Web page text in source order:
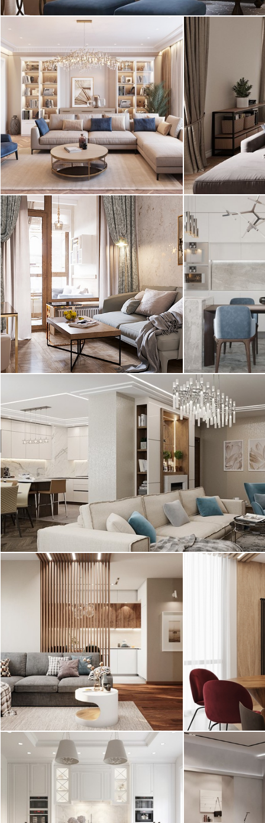
Светлый интерьер трехкомнатной
квартиры в ЖК «Ботаника»
выполнен в современном ...
квартира, 100 м2
Современная классика
Дом»
квартира, 103
Современный
Дизайн небольшой квартиры в стиле
Ар-деко. Особенность проекта -
совмещенная с гостиной кухня, ...
квартира, 50 м2
Ар-деко
Интерьер
на Кирочной"
современном
квартира, 127
Дизайн трехкомнатной квартиры в ЖК
«Куйбышева, 26» выполнен с современном
стиле. В основе интерьера квартиры ...
квартира, 118 м
Современный стиль
Дизайн двухкомнатной квартиры в
ЖК "Триумф Парк"
выполнен в современном стиле ...
квартира, 75 м
Современный стиль, эко-дизайн
Интерьер
квартира, 133
Квартира в классическом стиле для
большой семьи. Светлая,
просторная и невероятно ...
Интерьер
"Солнечный